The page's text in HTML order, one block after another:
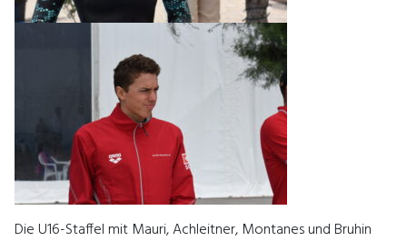
Die U16-Staffel mit Mauri, Achleitner, Montanes und Bruhin